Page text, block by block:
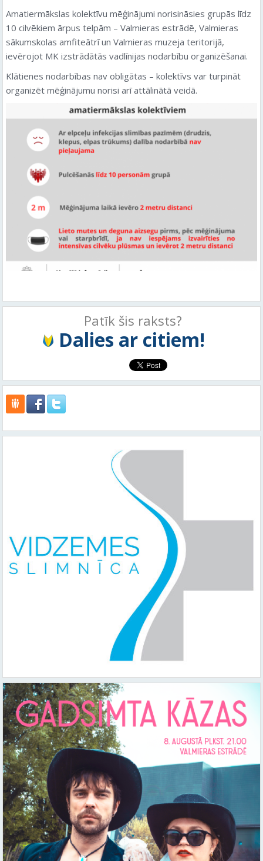
Amatiermākslas kolektīvu mēģinājumi norisināsies grupās līdz
10 cilvēkiem ārpus telpām – Valmieras estrādē, Valmieras
sākumskolas amfiteātrī un Valmieras muzeja teritorijā,
ievērojot MK izstrādātās vadlīnijas nodarbību organizēšanai.
Klātienes nodarbības nav obligātas – kolektīvs var turpināt
organizēt mēģinājumu norisi arī attālinātā veidā.
Patīk šis raksts?
Dalies ar citiem!